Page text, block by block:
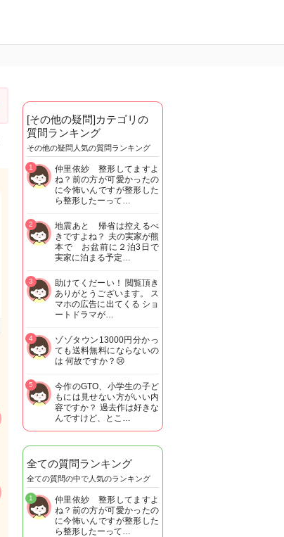
[その他の疑問]カテゴリの
質問ランキング
その他の疑問人気の質問ランキング
仲里依紗 整形してますよ
ね？前の方が可愛かったの
に今怖いんですが整形した
ら整形したーって…
1
地震あと 帰省は控えるべ
きですよね？ 夫の実家が熊
本で お盆前に２泊3日で
実家に泊まる予定…
2
助けてくだーい！ 閲覧頂き
ありがとうございます。 ス
マホの広告に出てくる ショ
ートドラマが…
3
ゾゾタウン13000円分かっ
ても送料無料にならないの
は 何故ですか？😢
4
今作のGTO、小学生の子ど
もには見せない方がいい内
容ですか？ 過去作は好きな
んですけど、とこ…
5
全ての質問ランキング
全ての質問の中で人気のランキング
仲里依紗 整形してますよ
ね？前の方が可愛かったの
に今怖いんですが整形した
ら整形したーって…
1